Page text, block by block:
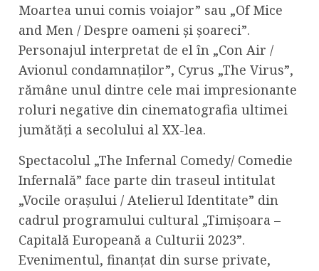
Moartea unui comis voiajor” sau „Of Mice
and Men / Despre oameni și șoareci”.
Personajul interpretat de el în „Con Air /
Avionul condamnaților”, Cyrus „The Virus”,
rămâne unul dintre cele mai impresionante
roluri negative din cinematografia ultimei
jumătăți a secolului al XX-lea.
Spectacolul „The Infernal Comedy/ Comedie
Infernală” face parte din traseul intitulat
„Vocile orașului / Atelierul Identitate” din
cadrul programului cultural „Timișoara –
Capitală Europeană a Culturii 2023”.
Evenimentul, finanțat din surse private,